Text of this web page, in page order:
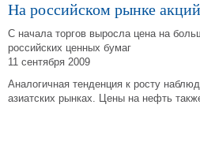
На российском рынке
С начала торгов выросла цена на
российских ценных бумаг
11 сентября 2009
Аналогичная тенденция к росту
азиатских рынках. Цены на нефть